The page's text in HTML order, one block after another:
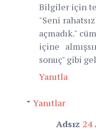
Bilgiler için
"Seni
açmadık."
içine
sonuç" gibi
Yanıtla
Yanıtlar
Adsız 24